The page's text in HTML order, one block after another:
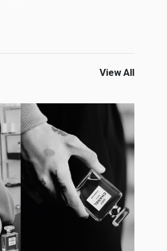
View All